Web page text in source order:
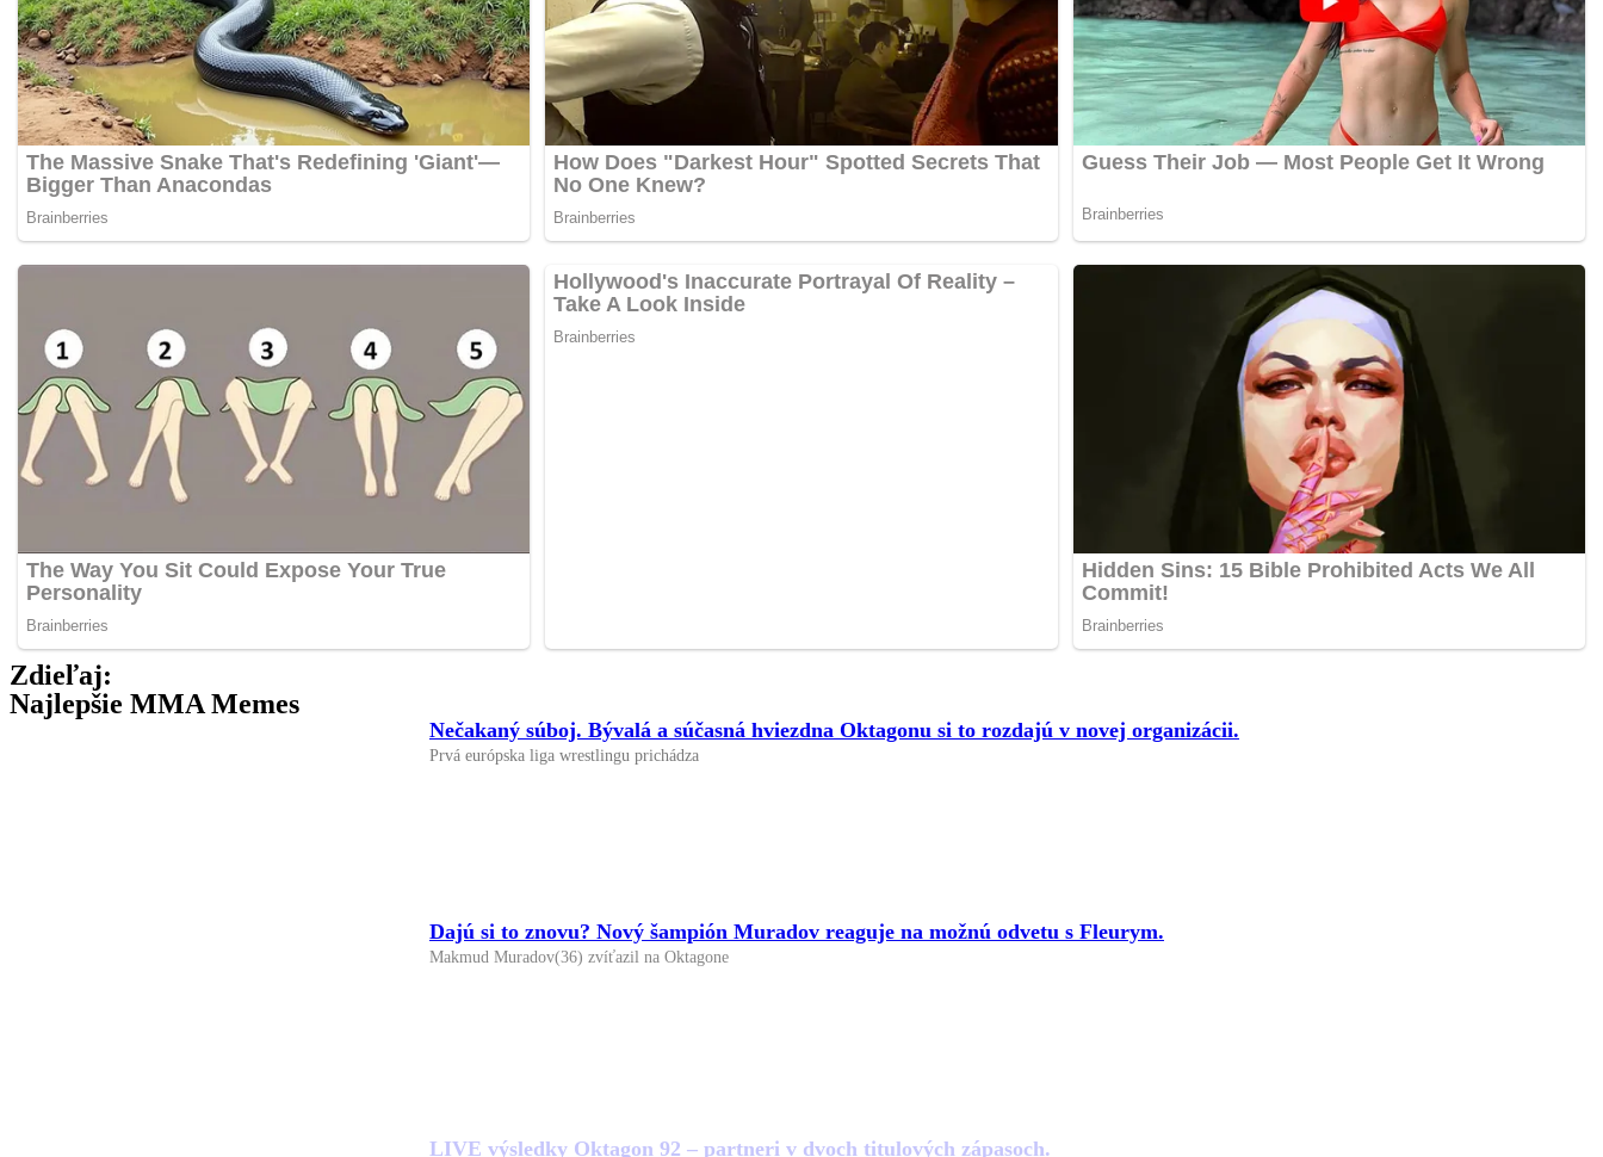
Zdieľaj:
Najlepšie MMA Memes
Nečakaný súboj. Bývalá a súčasná hviezdna Oktagonu si to rozdajú v novej organizácii.
Prvá európska liga wrestlingu prichádza
Dajú si to znovu? Nový šampión Muradov reaguje na možnú odvetu s Fleurym.
Makmud Muradov(36) zvíťazil na Oktagone
LIVE výsledky Oktagon 92 – partneri v dvoch titulových zápasoch.